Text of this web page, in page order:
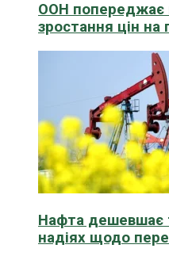
ООН попереджає
зростання цін на
Нафта дешевшає
надіях щодо